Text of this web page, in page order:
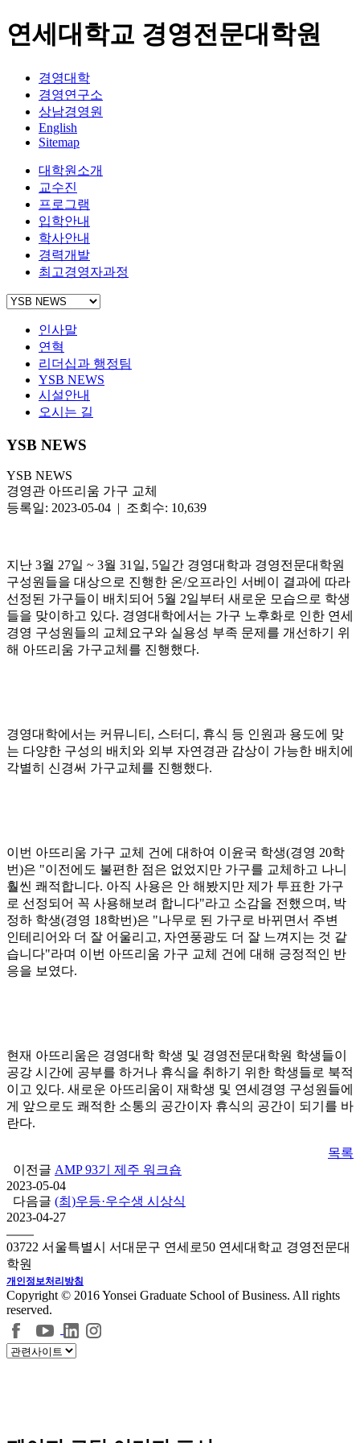
연세대학교 경영전문대학원
경영대학
경영연구소
상남경영원
English
Sitemap
대학원소개
교수진
프로그램
입학안내
학사안내
경력개발
최고경영자과정
인사말
연혁
리더십과 행정팀
YSB NEWS
시설안내
오시는 길
YSB NEWS
YSB NEWS
경영관 아뜨리움 가구 교체
등록일: 2023-05-04 | 조회수: 10,639
지난 3월 27일 ~ 3월 31일, 5일간 경영대학과 경영전문대학원
구성원들을 대상으로 진행한 온/오프라인 서베이 결과에 따라
선정된 가구들이 배치되어 5월 2일부터 새로운 모습으로 학생
들을 맞이하고 있다. 경영대학에서는 가구 노후화로 인한 연세
경영 구성원들의 교체요구와 실용성 부족 문제를 개선하기 위
해 아뜨리움 가구교체를 진행했다.
경영대학에서는 커뮤니티, 스터디, 휴식 등 인원과 용도에 맞
는 다양한 구성의 배치와 외부 자연경관 감상이 가능한 배치에
각별히 신경써 가구교체를 진행했다.
이번 아뜨리움 가구 교체 건에 대하여 이윤국 학생(경영 20학
번)은 "이전에도 불편한 점은 없었지만 가구를 교체하고 나니
훨씬 쾌적합니다. 아직 사용은 안 해봤지만 제가 투표한 가구
로 선정되어 꼭 사용해보려 합니다"라고 소감을 전했으며, 박
정하 학생(경영 18학번)은 "나무로 된 가구로 바뀌면서 주변
인테리어와 더 잘 어울리고, 자연풍광도 더 잘 느껴지는 것 같
습니다"라며 이번 아뜨리움 가구 교체 건에 대해 긍정적인 반
응을 보였다.
현재 아뜨리움은 경영대학 학생 및 경영전문대학원 학생들이
공강 시간에 공부를 하거나 휴식을 취하기 위한 학생들로 북적
이고 있다. 새로운 아뜨리움이 재학생 및 연세경영 구성원들에
게 앞으로도 쾌적한 소통의 공간이자 휴식의 공간이 되기를 바
란다.
목록
이전글 AMP 93기 제주 워크숍
2023-05-04
다음글 (최)우등·우수생 시상식
2023-04-27
03722 서울특별시 서대문구 연세로50 연세대학교 경영전문대
학원
개인정보처리방침
Copyright © 2016 Yonsei Graduate School of Business. All rights
reserved.